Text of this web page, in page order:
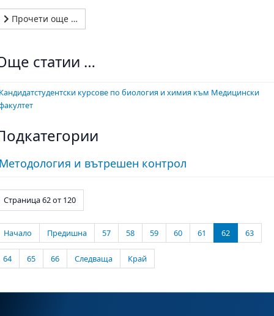
Прочети още …
статии …
курсове по биология и химия към Медицински
и вътрешен контрол
Страница 62 от 120
Начало Предишна 57 58 59 60 61 62 63
64 65 66 Следваща Край